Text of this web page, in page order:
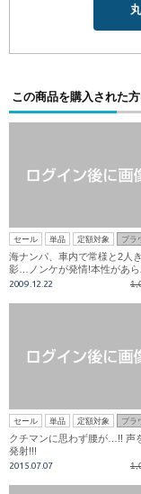
この商品を購入された
セール 単品 定額対象 ブラ
海ナンパ、車内で常様と2人
影…ノンケが発情!本性があら
2009.12.22
セール 単品 定額対象 ブラ
クチマンに思わず腰が…!! 声
発射!!!
2015.07.07